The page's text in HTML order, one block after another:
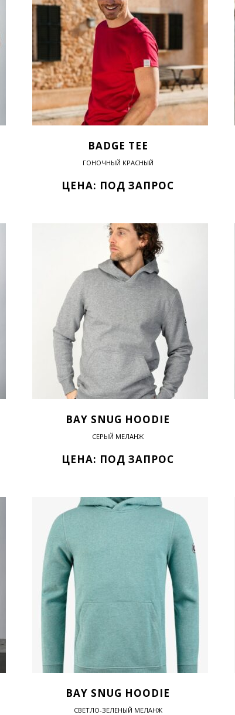
BADGE TEE
ГОНОЧНЫЙ КРАСНЫЙ
ЦЕНА: ПОД ЗАПРОС
BAY SNUG HOODIE
СЕРЫЙ МЕЛАНЖ
ЦЕНА: ПОД ЗАПРОС
BAY SNUG HOODIE
СВЕТЛО-ЗЕЛЕНЫЙ МЕЛАНЖ